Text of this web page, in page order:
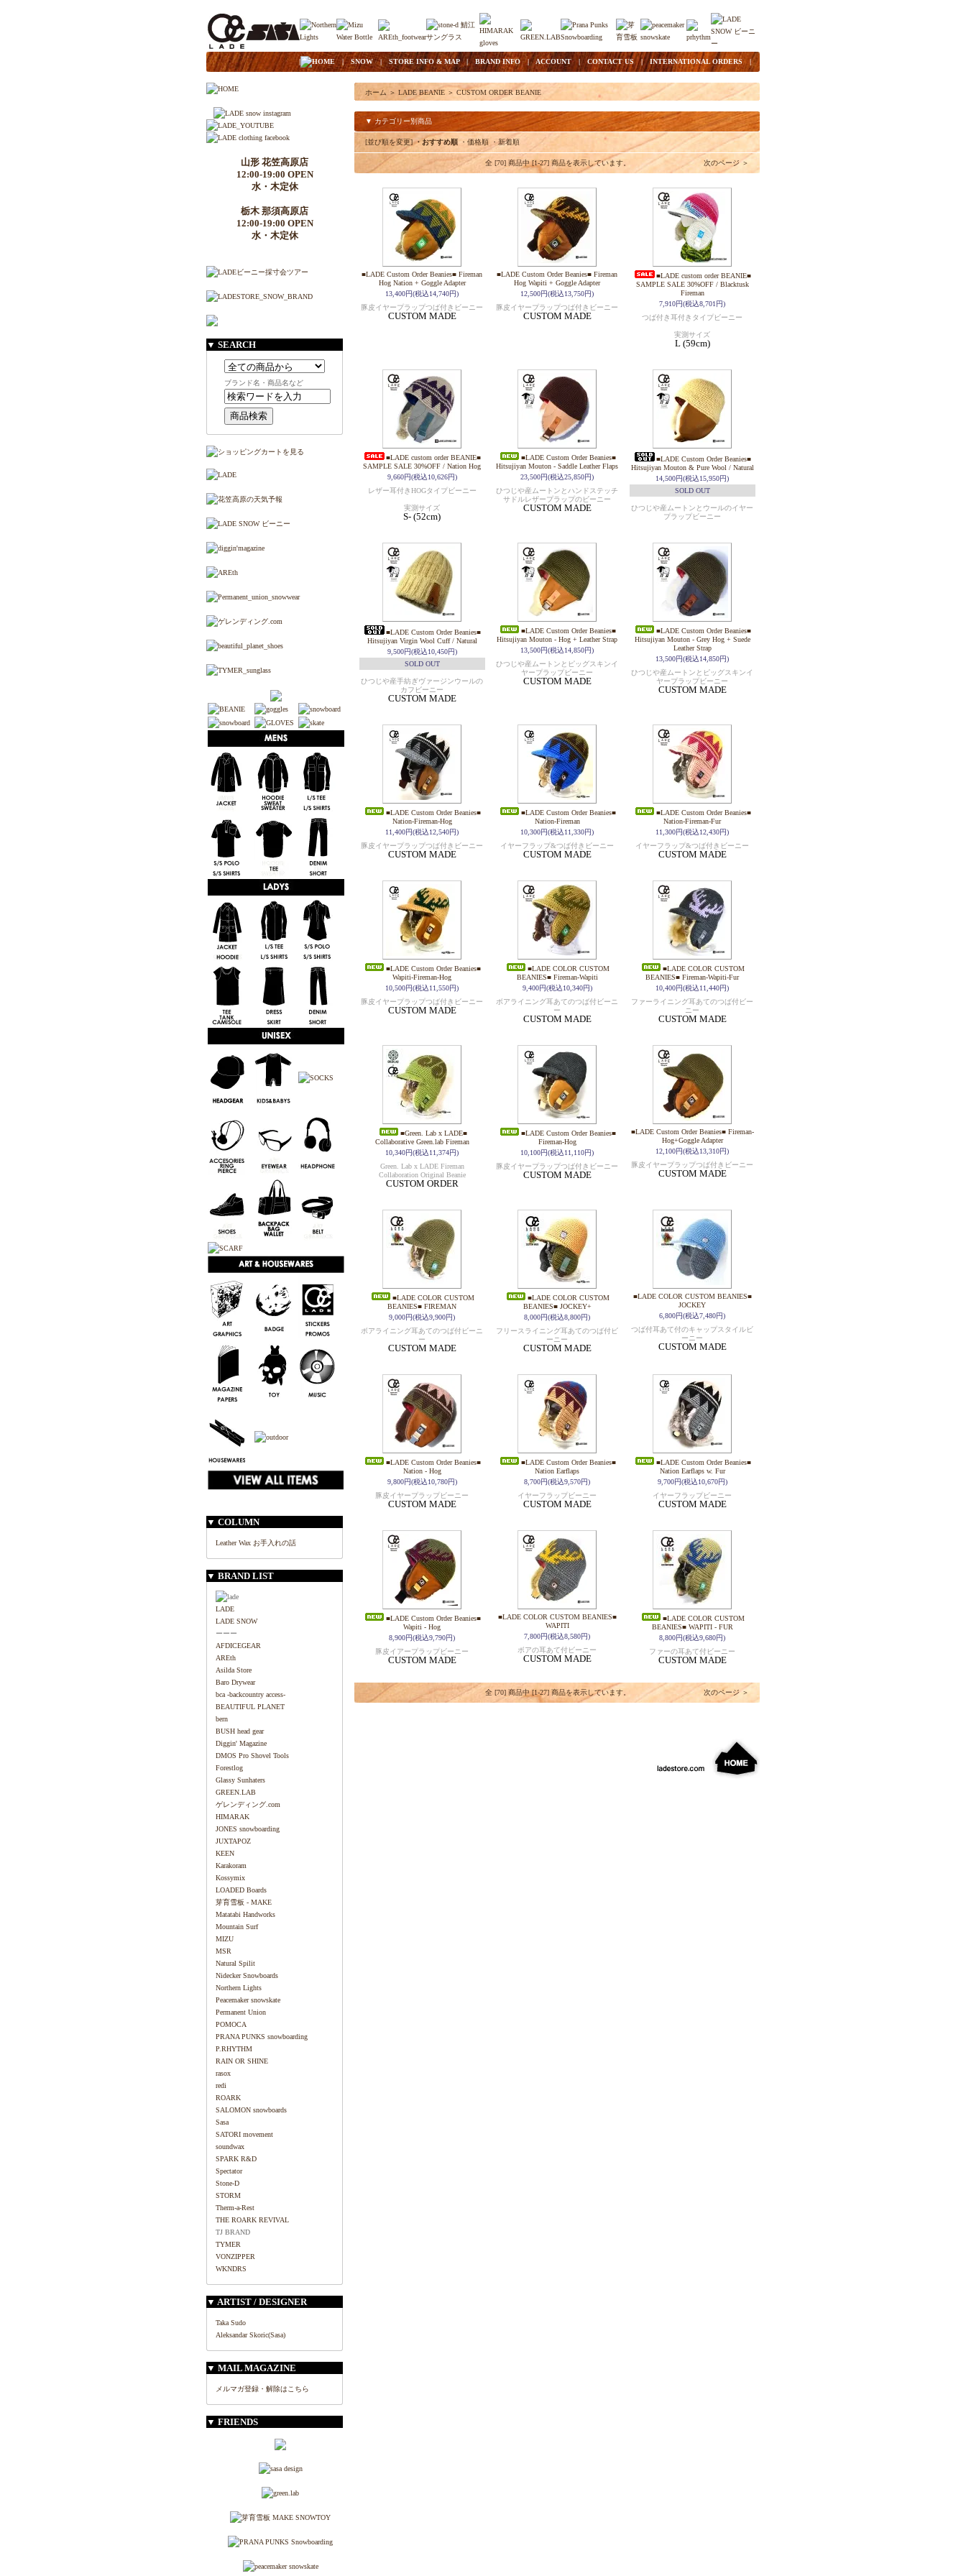
| HOME|SNOW| STORE INFO & MAP|BRAND INFO|ACCOUNT|CONTACT US |INTERNATIONAL ORDERS |
山形 花笠高原店
12:00-19:00 OPEN
水・木定休
栃木 那須高原店
12:00-19:00 OPEN
水・木定休
▼ SEARCH
ブランド名・商品名など
▼ COLUMN
Leather Wax お手入れの話
▼ BRAND LIST
LADE
LADE SNOW
ーーー
AFDICEGEAR
AREth
Asilda Store
Baro Drywear
bca -backcountry access-
BEAUTIFUL PLANET
bern
BUSH head gear
Diggin' Magazine
DMOS Pro Shovel Tools
Forestlog
Glassy Sunhaters
GREEN.LAB
ゲレンディング.com
HIMARAK
JONES snowboarding
JUXTAPOZ
KEEN
Karakoram
Kossymix
LOADED Boards
芽育雪板 - MAKE
Matatabi Handworks
Mountain Surf
MIZU
MSR
Natural Spilit
Nidecker Snowboards
Northern Lights
Peacemaker snowskate
Permanent Union
POMOCA
PRANA PUNKS snowboarding
P.RHYTHM
RAIN OR SHINE
rasox
redi
ROARK
SALOMON snowboards
Sasa
SATORI movement
soundwax
SPARK R&D
Spectator
Stone-D
STORM
Therm-a-Rest
THE ROARK REVIVAL
TJ BRAND
TYMER
VONZIPPER
WKNDRS
▼ ARTIST / DESIGNER
Taka Sudo
Aleksandar Skoric(Sasa)
▼ MAIL MAGAZINE
メルマガ登録・解除はこちら
▼ FRIENDS
ホーム ＞ LADE BEANIE ＞ CUSTOM ORDER BEANIE
▼ カテゴリー別商品
[並び順を変更]・おすすめ順 ・価格順 ・新着順
全 [70] 商品中 [1-27] 商品を表示しています。 次のページ ＞
■LADE Custom Order Beanies■ Fireman
Hog Nation + Goggle Adapter
13,400円(税込14,740円)
豚皮イヤープラップつば付きビーニー
CUSTOM MADE
■LADE Custom Order Beanies■ Fireman
Hog Wapiti + Goggle Adapter
12,500円(税込13,750円)
豚皮イヤープラップつば付きビーニー
CUSTOM MADE
■LADE custom order BEANIE■
SAMPLE SALE 30%OFF / Blacktusk
Fireman
7,910円(税込8,701円)
つば付き耳付きタイプビーニー
実測サイズ
L (59cm)
■LADE custom order BEANIE■
SAMPLE SALE 30%OFF / Nation Hog
9,660円(税込10,626円)
レザー耳付きHOGタイプビーニー
実測サイズ
S- (52cm)
■LADE Custom Order Beanies■
Hitsujiyan Mouton - Saddle Leather Flaps
23,500円(税込25,850円)
ひつじや産ムートンとハンドステッチ
サドルレザープラップのビーニー
CUSTOM MADE
■LADE Custom Order Beanies■
Hitsujiyan Mouton & Pure Wool / Natural
14,500円(税込15,950円)
SOLD OUT
ひつじや産ムートンとウールのイヤー
プラップビーニー
■LADE Custom Order Beanies■
Hitsujiyan Virgin Wool Cuff / Natural
9,500円(税込10,450円)
SOLD OUT
ひつじや産手紡ぎヴァージンウールの
カフビーニー
CUSTOM MADE
■LADE Custom Order Beanies■
Hitsujiyan Mouton - Hog + Leather Strap
13,500円(税込14,850円)
ひつじや産ムートンとピッグスキンイ
ヤープラップビーニー
CUSTOM MADE
■LADE Custom Order Beanies■
Hitsujiyan Mouton - Grey Hog + Suede
Leather Strap
13,500円(税込14,850円)
ひつじや産ムートンとピッグスキンイ
ヤープラップビーニー
CUSTOM MADE
■LADE Custom Order Beanies■
Nation-Fireman-Hog
11,400円(税込12,540円)
豚皮イヤープラップつば付きビーニー
CUSTOM MADE
■LADE Custom Order Beanies■
Nation-Fireman
10,300円(税込11,330円)
イヤーフラップ&つば付きビーニー
CUSTOM MADE
■LADE Custom Order Beanies■
Nation-Fireman-Fur
11,300円(税込12,430円)
イヤーフラップ&つば付きビーニー
CUSTOM MADE
■LADE Custom Order Beanies■
Wapiti-Fireman-Hog
10,500円(税込11,550円)
豚皮イヤープラップつば付きビーニー
CUSTOM MADE
■LADE COLOR CUSTOM
BEANIES■ Fireman-Wapiti
9,400円(税込10,340円)
ボアライニング耳あてのつば付ビーニ
ー
CUSTOM MADE
■LADE COLOR CUSTOM
BEANIES■ Fireman-Wapiti-Fur
10,400円(税込11,440円)
ファーライニング耳あてのつば付ビー
ニー
CUSTOM MADE
■Green. Lab x LADE■
Collaborative Green.lab Fireman
10,340円(税込11,374円)
Green. Lab x LADE Fireman
Collaboration Original Beanie
CUSTOM ORDER
■LADE Custom Order Beanies■
Fireman-Hog
10,100円(税込11,110円)
豚皮イヤープラップつば付きビーニー
CUSTOM MADE
■LADE Custom Order Beanies■ Fireman-
Hog+Goggle Adapter
12,100円(税込13,310円)
豚皮イヤープラップつば付きビーニー
CUSTOM MADE
■LADE COLOR CUSTOM
BEANIES■ FIREMAN
9,000円(税込9,900円)
ボアライニング耳あてのつば付ビーニ
ー
CUSTOM MADE
■LADE COLOR CUSTOM
BEANIES■ JOCKEY+
8,000円(税込8,800円)
フリースライニング耳あてのつば付ビ
ーニー
CUSTOM MADE
■LADE COLOR CUSTOM BEANIES■
JOCKEY
6,800円(税込7,480円)
つば付耳あて付のキャップスタイルビ
ーニー
CUSTOM MADE
■LADE Custom Order Beanies■
Nation - Hog
9,800円(税込10,780円)
豚皮イヤープラップビーニー
CUSTOM MADE
■LADE Custom Order Beanies■
Nation Earflaps
8,700円(税込9,570円)
イヤーフラップビーニー
CUSTOM MADE
■LADE Custom Order Beanies■
Nation Earflaps w. Fur
9,700円(税込10,670円)
イヤーフラップビーニー
CUSTOM MADE
■LADE Custom Order Beanies■
Wapiti - Hog
8,900円(税込9,790円)
豚皮イアープラップビーニー
CUSTOM MADE
■LADE COLOR CUSTOM BEANIES■
WAPITI
7,800円(税込8,580円)
ボアの耳あて付ビーニー
CUSTOM MADE
■LADE COLOR CUSTOM
BEANIES■ WAPITI - FUR
8,800円(税込9,680円)
ファーの耳あて付ビーニー
CUSTOM MADE
全 [70] 商品中 [1-27] 商品を表示しています。 次のページ ＞